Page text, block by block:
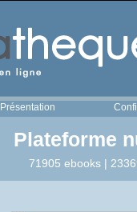
Présentation
Plateforme
71905 ebooks |